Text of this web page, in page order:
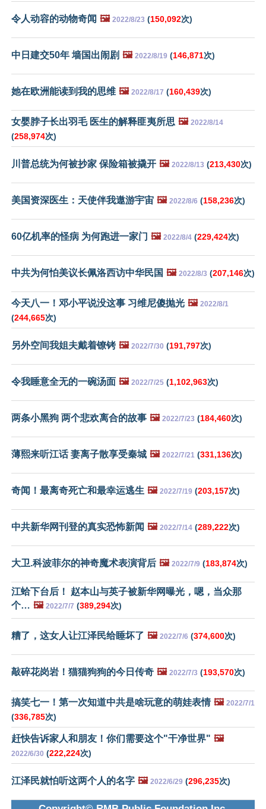
令人动容的动物奇闻 🖼️ 2022/8/23 (150,092次)
中日建交50年 墙国出闹剧 🖼️ 2022/8/19 (146,871次)
她在欧洲能读到我的思维 🖼️ 2022/8/17 (160,439次)
女婴脖子长出羽毛 医生的解释匪夷所思 🖼️ 2022/8/14
(258,974次)
川普总统为何被抄家 保险箱被撬开 🖼️ 2022/8/13 (213,430次)
美国资深医生：天使伴我遨游宇宙 🖼️ 2022/8/6 (158,236次)
60亿机率的怪病 为何跑进一家门 🖼️ 2022/8/4 (229,424次)
中共为何怕美议长佩洛西访中华民国 🖼️ 2022/8/3 (207,146次)
今天八一！邓小平说没这事 习维尼傻抛光 🖼️ 2022/8/1
(244,665次)
另外空间我姐夫戴着镣铐 🖼️ 2022/7/30 (191,797次)
令我睡意全无的一碗汤面 🖼️ 2022/7/25 (1,102,963次)
两条小黑狗 两个悲欢离合的故事 🖼️ 2022/7/23 (184,460次)
薄熙来听江话 妻离子散享受秦城 🖼️ 2022/7/21 (331,136次)
奇闻！最离奇死亡和最幸运逃生 🖼️ 2022/7/19 (203,157次)
中共新华网刊登的真实恐怖新闻 🖼️ 2022/7/14 (289,222次)
大卫.科波菲尔的神奇魔术表演背后 🖼️ 2022/7/9 (183,874次)
江蛤下台后！ 赵本山与英子被新华网曝光，嗯，当众那
个… 🖼️ 2022/7/7 (389,294次)
糟了，这女人让江泽民给睡坏了 🖼️ 2022/7/6 (374,600次)
敲碎花岗岩！猫猫狗狗的今日传奇 🖼️ 2022/7/3 (193,570次)
搞笑七一！第一次知道中共是啥玩意的萌娃表情 🖼️ 2022/7/1
(336,785次)
赶快告诉家人和朋友！你们需要这个"干净世界" 🖼️
2022/6/30 (222,224次)
江泽民就怕听这两个人的名字 🖼️ 2022/6/29 (296,235次)